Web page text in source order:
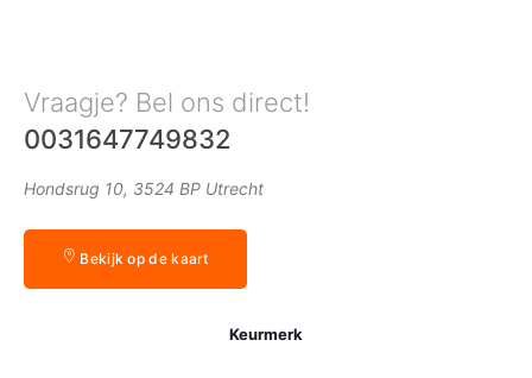
Vraagje? Bel ons direct!
0031647749832
Hondsrug 10, 3524 BP Utrecht
Bekijk op de kaart
Keurmerk